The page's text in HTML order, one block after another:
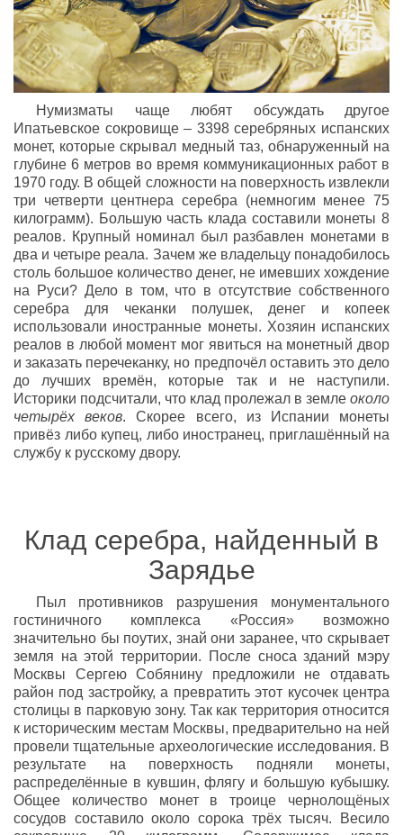
Нумизматы чаще любят обсуждать другое
Ипатьевское сокровище – 3398 серебряных испанских
монет, которые скрывал медный таз, обнаруженный на
глубине 6 метров во время коммуникационных работ в
1970 году. В общей сложности на поверхность извлекли
три четверти центнера серебра (немногим менее 75
килограмм). Большую часть клада составили монеты 8
реалов. Крупный номинал был разбавлен монетами в
два и четыре реала. Зачем же владельцу понадобилось
столь большое количество денег, не имевших хождение
на Руси? Дело в том, что в отсутствие собственного
серебра для чеканки полушек, денег и копеек
использовали иностранные монеты. Хозяин испанских
реалов в любой момент мог явиться на монетный двор
и заказать перечеканку, но предпочёл оставить это дело
до лучших времён, которые так и не наступили.
Историки подсчитали, что клад пролежал в земле около
четырёх веков. Скорее всего, из Испании монеты
привёз либо купец, либо иностранец, приглашённый на
службу к русскому двору.
Клад серебра, найденный в
Зарядье
Пыл противников разрушения монументального
гостиничного комплекса «Россия» возможно
значительно бы поутих, знай они заранее, что скрывает
земля на этой территории. После сноса зданий мэру
Москвы Сергею Собянину предложили не отдавать
район под застройку, а превратить этот кусочек центра
столицы в парковую зону. Так как территория относится
к историческим местам Москвы, предварительно на ней
провели тщательные археологические исследования. В
результате на поверхность подняли монеты,
распределённые в кувшин, флягу и большую кубышку.
Общее количество монет в троице чернолощёных
сосудов составило около сорока трёх тысяч. Весило